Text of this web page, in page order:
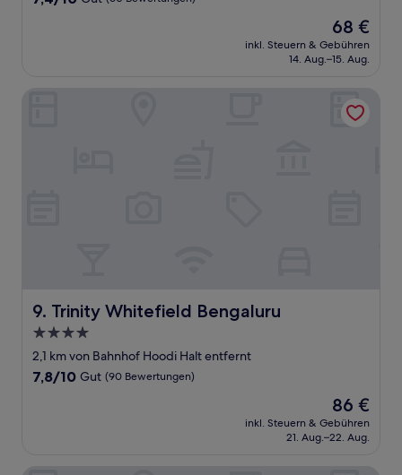
Der
Preis
beträgt
68 €
inkl. Steuern & Gebühren
14. Aug.–15. Aug.
9. Trinity Whitefield Bengaluru
Trinity Whitefield Bengaluru
4.0-
Sterne-
Unterkunft
2,1 km von Bahnhof Hoodi Halt entfernt
7.8
7,8/10 Gut (90 Bewertungen)
Der
Preis
beträgt
86 €
inkl. Steuern & Gebühren
21. Aug.–22. Aug.